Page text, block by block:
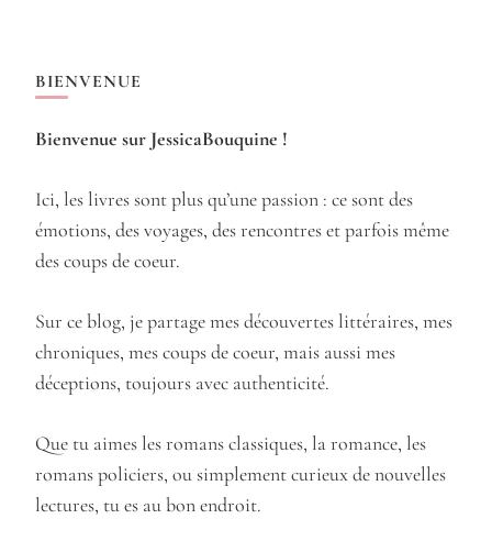
BIENVENUE
Bienvenue sur JessicaBouquine !
Ici, les livres sont plus qu’une passion : ce sont des
émotions, des voyages, des rencontres et parfois même
des coups de coeur.
Sur ce blog, je partage mes découvertes littéraires, mes
chroniques, mes coups de coeur, mais aussi mes
déceptions, toujours avec authenticité.
Que tu aimes les romans classiques, la romance, les
romans policiers, ou simplement curieux de nouvelles
lectures, tu es au bon endroit.